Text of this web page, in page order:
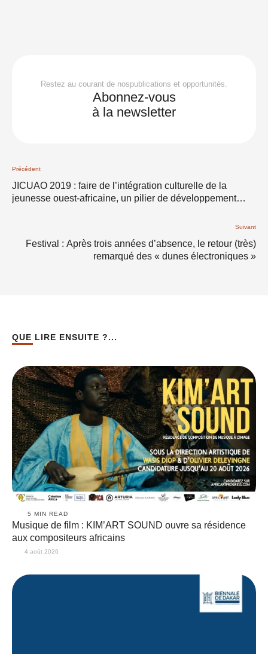
Restez au courant de nospublications et opportunités.
Abonnez-vous
à la newsletter
Précédent
JICUAO 2019 : faire de l’intégration culturelle de la
jeunesse ouest-africaine, un pilier de développement
Suivant
Festival : Après trois années d’absence, le retour (très)
remarqué des « dunes électroniques »
QUE LIRE ENSUITE ?...
5 MIN READ
Musique de film : KIM’ART SOUND ouvre sa résidence
aux compositeurs africains
4 août 2026